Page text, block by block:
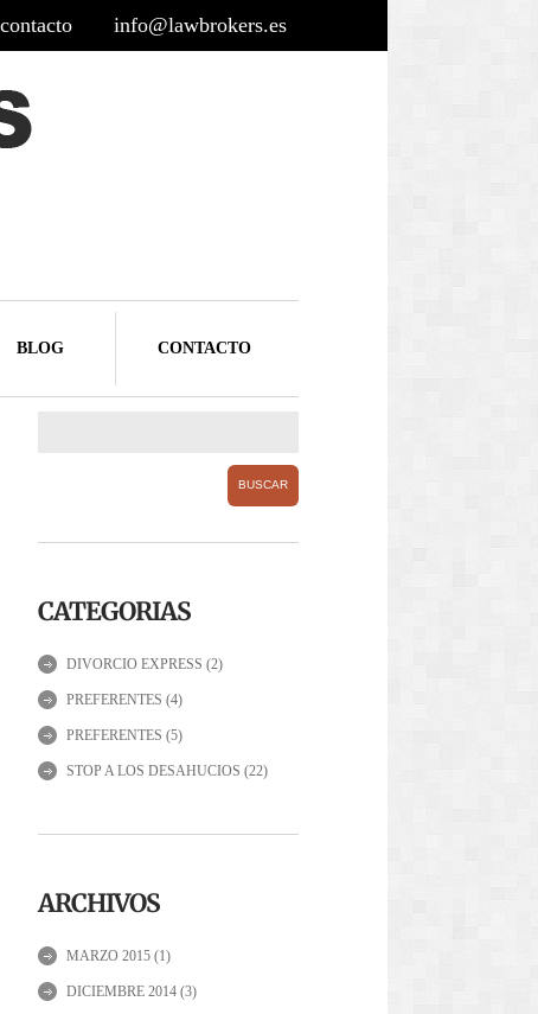
info@lawbrokers.es
contacto
BLOG CONTACTO
CATEGORIAS
DIVORCIO EXPRESS (2)
PREFERENTES (4)
PREFERENTES (5)
STOP A LOS DESAHUCIOS (22)
ARCHIVOS
MARZO 2015 (1)
DICIEMBRE 2014 (3)